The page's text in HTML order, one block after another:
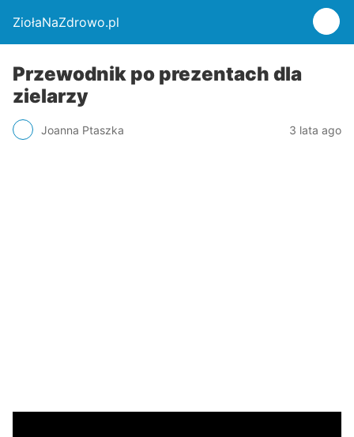
ZiołaNaZdrowo.pl
Przewodnik po prezentach dla
zielarzy
Joanna Ptaszka 3 lata ago